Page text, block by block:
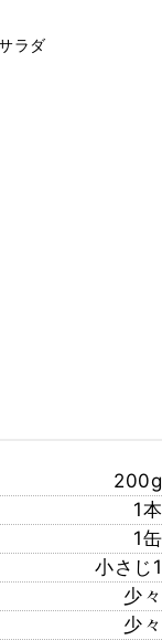
ラダ
200g
1本
1缶
小さじ1
少々
少々